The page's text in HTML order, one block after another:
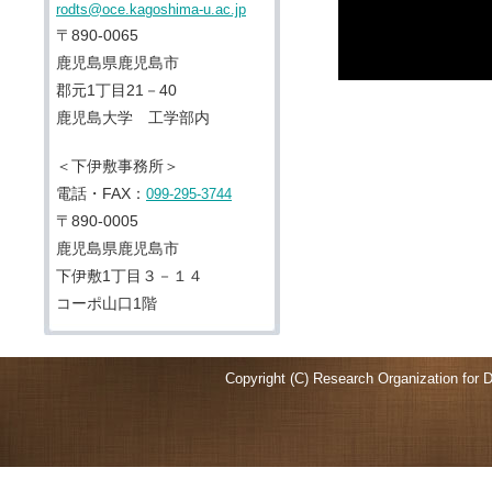
rodts@oce.kagoshima-u.ac.jp
〒890-0065
鹿児島県鹿児島市
郡元1丁目21－40
鹿児島大学 工学部内
＜下伊敷事務所＞
電話・FAX： 099-295-3744
〒890-0005
鹿児島県鹿児島市
下伊敷1丁目３－１４
コーポ山口1階
Copyright (C) Research Organization for